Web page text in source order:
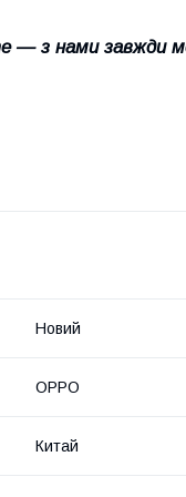
— з нами завжди
Новий
OPPO
Китай